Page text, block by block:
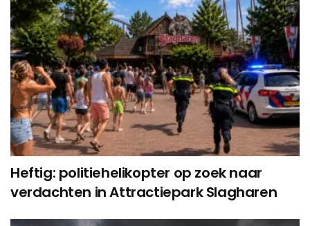
Heftig: politiehelikopter op zoek naar
verdachten in Attractiepark Slagharen